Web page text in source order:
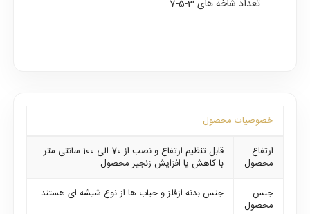
تعداد شاخه های 3-5-7
خصوصیات محصول
ارتفاع
محصول
قابل تنظیم ارتفاع و نصب از 70 الی 100 سانتی متر
با کاهش یا افزایش زنجیر محصول
جنس
محصول
جنس بدنه ازفلز و حباب ها از نوع شیشه ای هستند
.